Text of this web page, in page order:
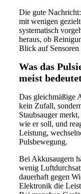
Die gute
mit wenigen
systematisch
heraus, ob
Blick auf
Was das
meist
Das gleichmäßige
kein Zufall,
Staubsauger merkt,
wie er soll, und
Leistung,
Pulsbewegung.
Bei Akkusaugern
wenig
dauerhaft gegen
Elektronik die